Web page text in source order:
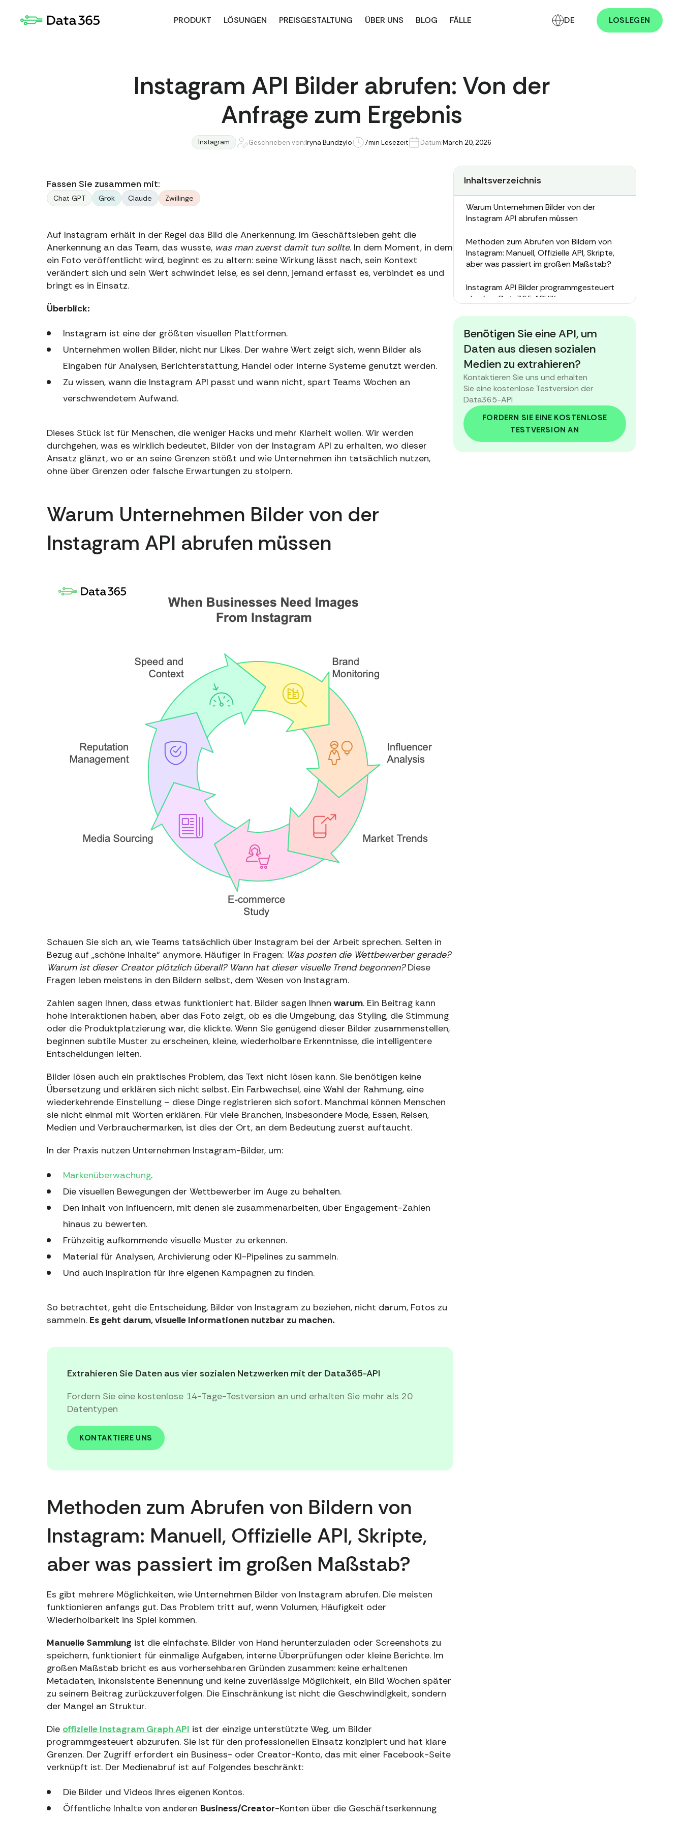
PRODUKT LÖSUNGEN PREISGESTALTUNG ÜBER UNS BLOG FÄLLE DE LOSLEGEN
Instagram API Bilder abrufen: Von der
Anfrage zum Ergebnis
Instagram Geschrieben von:Iryna Bundzylo 7min Lesezeit Datum:March 20, 2026
Fassen Sie zusammen mit:
Chat GPT Grok Claude Zwillinge
Auf Instagram erhält in der Regel das Bild die Anerkennung. Im Geschäftsleben geht die
Anerkennung an das Team, das wusste, was man zuerst damit tun sollte. In dem Moment, in dem
ein Foto veröffentlicht wird, beginnt es zu altern: seine Wirkung lässt nach, sein Kontext
verändert sich und sein Wert schwindet leise, es sei denn, jemand erfasst es, verbindet es und
bringt es in Einsatz.
Überblick:
Instagram ist eine der größten visuellen Plattformen.
Unternehmen wollen Bilder, nicht nur Likes. Der wahre Wert zeigt sich, wenn Bilder als
Eingaben für Analysen, Berichterstattung, Handel oder interne Systeme genutzt werden.
Zu wissen, wann die Instagram API passt und wann nicht, spart Teams Wochen an
verschwendetem Aufwand.
Dieses Stück ist für Menschen, die weniger Hacks und mehr Klarheit wollen. Wir werden
durchgehen, was es wirklich bedeutet, Bilder von der Instagram API zu erhalten, wo dieser
Ansatz glänzt, wo er an seine Grenzen stößt und wie Unternehmen ihn tatsächlich nutzen,
ohne über Grenzen oder falsche Erwartungen zu stolpern.
Warum Unternehmen Bilder von der
Instagram API abrufen müssen
Schauen Sie sich an, wie Teams tatsächlich über Instagram bei der Arbeit sprechen. Selten in
Bezug auf „schöne Inhalte“ anymore. Häufiger in Fragen: Was posten die Wettbewerber gerade?
Warum ist dieser Creator plötzlich überall? Wann hat dieser visuelle Trend begonnen?Diese
Fragen leben meistens in den Bildern selbst, dem Wesen von Instagram.
Zahlen sagen Ihnen, dass etwas funktioniert hat. Bilder sagen Ihnen warum. Ein Beitrag kann
hohe Interaktionen haben, aber das Foto zeigt, ob es die Umgebung, das Styling, die Stimmung
oder die Produktplatzierung war, die klickte. Wenn Sie genügend dieser Bilder zusammenstellen,
beginnen subtile Muster zu erscheinen, kleine, wiederholbare Erkenntnisse, die intelligentere
Entscheidungen leiten.
Bilder lösen auch ein praktisches Problem, das Text nicht lösen kann. Sie benötigen keine
Übersetzung und erklären sich nicht selbst. Ein Farbwechsel, eine Wahl der Rahmung, eine
wiederkehrende Einstellung – diese Dinge registrieren sich sofort. Manchmal können Menschen
sie nicht einmal mit Worten erklären. Für viele Branchen, insbesondere Mode, Essen, Reisen,
Medien und Verbrauchermarken, ist dies der Ort, an dem Bedeutung zuerst auftaucht.
In der Praxis nutzen Unternehmen Instagram-Bilder, um:
Markenüberwachung.
Die visuellen Bewegungen der Wettbewerber im Auge zu behalten.
Den Inhalt von Influencern, mit denen sie zusammenarbeiten, über Engagement-Zahlen
hinaus zu bewerten.
Frühzeitig aufkommende visuelle Muster zu erkennen.
Material für Analysen, Archivierung oder KI-Pipelines zu sammeln.
Und auch Inspiration für ihre eigenen Kampagnen zu finden.
So betrachtet, geht die Entscheidung, Bilder von Instagram zu beziehen, nicht darum, Fotos zu
sammeln. Es geht darum, visuelle Informationen nutzbar zu machen.
Extrahieren Sie Daten aus vier sozialen Netzwerken mit der Data365-API
Fordern Sie eine kostenlose 14-Tage-Testversion an und erhalten Sie mehr als 20
Datentypen
KONTAKTIERE UNS
Methoden zum Abrufen von Bildern von
Instagram: Manuell, Offizielle API, Skripte,
aber was passiert im großen Maßstab?
Es gibt mehrere Möglichkeiten, wie Unternehmen Bilder von Instagram abrufen. Die meisten
funktionieren anfangs gut. Das Problem tritt auf, wenn Volumen, Häufigkeit oder
Wiederholbarkeit ins Spiel kommen.
Manuelle Sammlung ist die einfachste. Bilder von Hand herunterzuladen oder Screenshots zu
speichern, funktioniert für einmalige Aufgaben, interne Überprüfungen oder kleine Berichte. Im
großen Maßstab bricht es aus vorhersehbaren Gründen zusammen: keine erhaltenen
Metadaten, inkonsistente Benennung und keine zuverlässige Möglichkeit, ein Bild Wochen später
zu seinem Beitrag zurückzuverfolgen. Die Einschränkung ist nicht die Geschwindigkeit, sondern
der Mangel an Struktur.
Die offizielle Instagram Graph API ist der einzige unterstützte Weg, um Bilder
programmgesteuert abzurufen. Sie ist für den professionellen Einsatz konzipiert und hat klare
Grenzen. Der Zugriff erfordert ein Business- oder Creator-Konto, das mit einer Facebook-Seite
verknüpft ist. Der Medienabruf ist auf Folgendes beschränkt:
Die Bilder und Videos Ihres eigenen Kontos.
Öffentliche Inhalte von anderen Business/Creator-Konten über die Geschäftserkennung
Inhaltsverzeichnis
Warum Unternehmen Bilder von der
Instagram API abrufen müssen
Methoden zum Abrufen von Bildern von
Instagram: Manuell, Offizielle API, Skripte,
aber was passiert im großen Maßstab?
Instagram API Bilder programmgesteuert
abrufen: Data365 API Weg
Benötigen Sie eine API, um
Daten aus diesen sozialen
Medien zu extrahieren?
Kontaktieren Sie uns und erhalten
Sie eine kostenlose Testversion der
Data365-API
FORDERN SIE EINE KOSTENLOSE
TESTVERSION AN